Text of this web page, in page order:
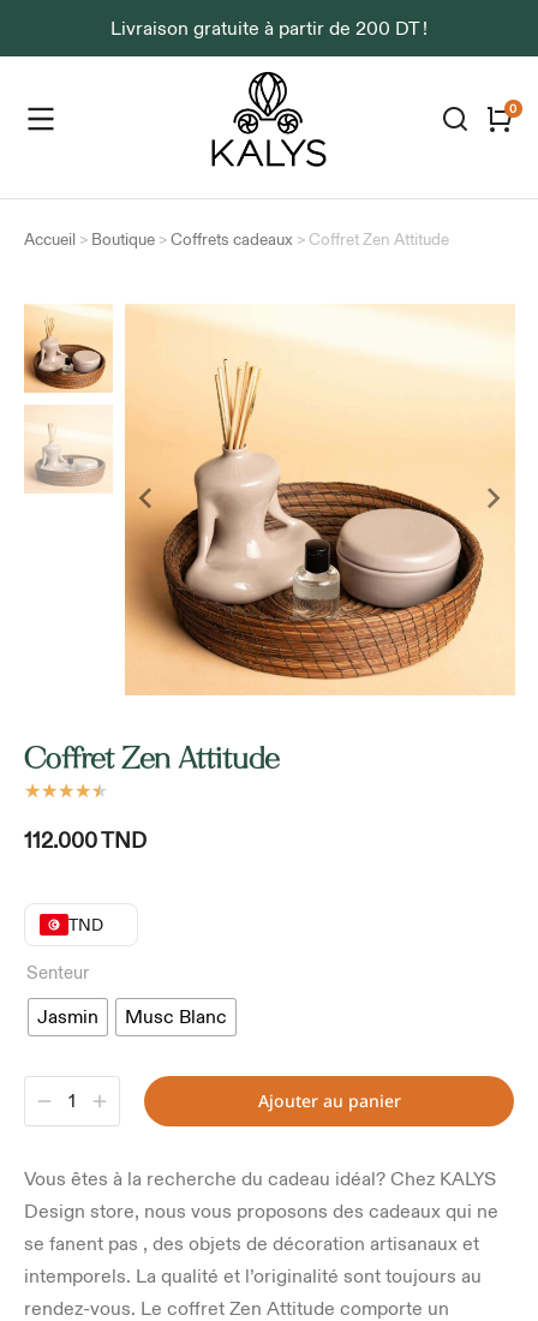
Livraison gratuite à partir de 200 DT !
Accueil > Boutique >Coffrets cadeaux > Coffret Zen Attitude
Coffret Zen Attitude
★★★★★
112.000TND
TND
Senteur
Jasmin Musc Blanc
Ajouter au panier
Vous êtes à la recherche du cadeau idéal? Chez KALYS
Design store, nous vous proposons des cadeaux qui ne
se fanent pas , des objets de décoration artisanaux et
intemporels. La qualité et l’originalité sont toujours au
rendez-vous. Le coffret Zen Attitude comporte un